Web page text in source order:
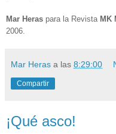
Mar Heras para la Revista MK
2006.
Mar Heras a las 8:29:00
Compartir
¡Qué asco!